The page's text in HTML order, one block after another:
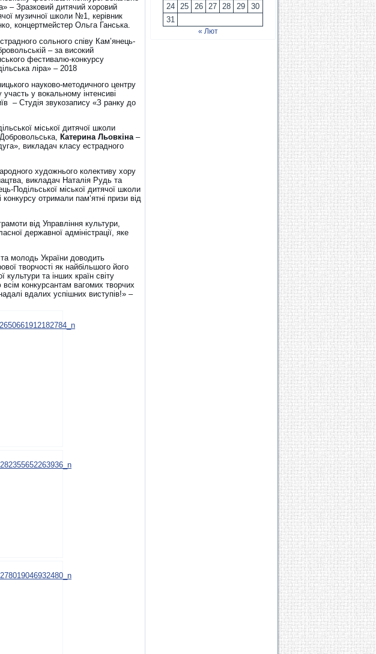
– Зразковий дитячий хоровий
музичної школи №1, керівник
концертмейстер Ольга Ганська.
сольного співу Кам’янець-
– за високий
фестивалю-конкурсу
ліра» – 2018
науково-методичного центру
у вокальному інтенсиві
– Студія звукозапису «З ранку до
міської дитячої школи
Катерина Льовкіна–
викладач класу естрадного
художнього колективу хору
викладач Наталія Рудь та
Подільської міської дитячої школи
отримали пам‘ятні призи від
від Управління культури,
державної адміністрації, яке
молодь України доводить
творчості як найбільшого його
культури та інших країн світу
конкурсантам вагомих творчих
вдалих успішних виступів!» –
24
25 26 27 28 29
30
31
« Лют